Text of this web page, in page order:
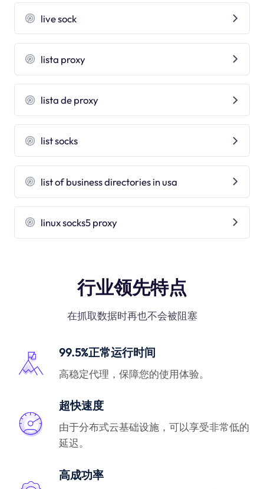
live sock
lista proxy
lista de proxy
list socks
list of business directories in usa
linux socks5 proxy
行业领先特点
在抓取数据时再也不会被阻塞
99.5%正常运行时间
高稳定代理，保障您的使用体验。
超快速度
由于分布式云基础设施，可以享受非常低的
延迟。
高成功率